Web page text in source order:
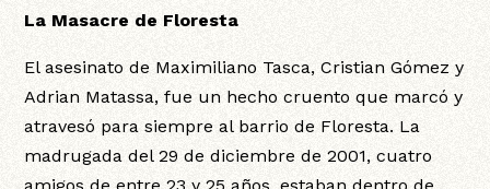
La Masacre de Floresta
El asesinato de Maximiliano Tasca, Cristian Gómez y
Adrian Matassa, fue un hecho cruento que marcó y
atravesó para siempre al barrio de Floresta. La
madrugada del 29 de diciembre de 2001, cuatro